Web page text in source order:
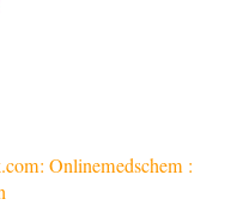
Onlinemedschem :